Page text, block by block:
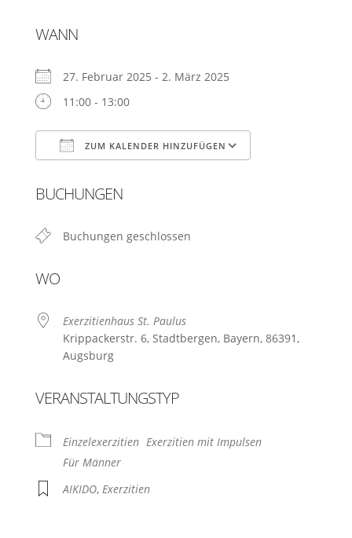
WANN
27. Februar 2025 - 2. März 2025
11:00 - 13:00
ZUM KALENDER HINZUFÜGEN
BUCHUNGEN
Buchungen geschlossen
WO
Exerzitienhaus St. Paulus
Krippackerstr. 6, Stadtbergen, Bayern, 86391,
Augsburg
VERANSTALTUNGSTYP
Einzelexerzitien Exerzitien mit Impulsen
Für Männer
AIKIDO, Exerzitien